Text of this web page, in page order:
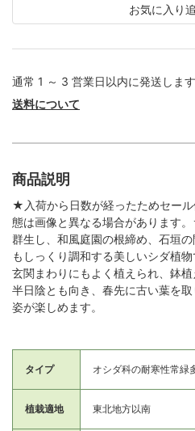
お気に入り
通常 1 ～ 3 営業日以内に発送します
送料について
商品説明
★入荷から日数が経ったためセー
態は画像と異なる場合があります
群生し、和風庭園の根締め、石垣
もしっくり調和する美しいシダ植
玄関まわりにもよく植えられ、鉢植
半日陰とも向き、春先に古い葉を
姿が楽しめます。
タイプ オシダ科の耐寒性常緑
植栽適地 東北地方以南